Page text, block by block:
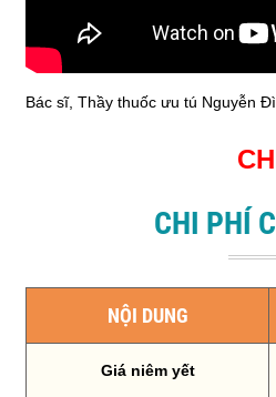
Bác sĩ, Thầy thuốc ưu tú Nguyễn
CHI PHÍ
NỘI DUNG
Giá niêm yết